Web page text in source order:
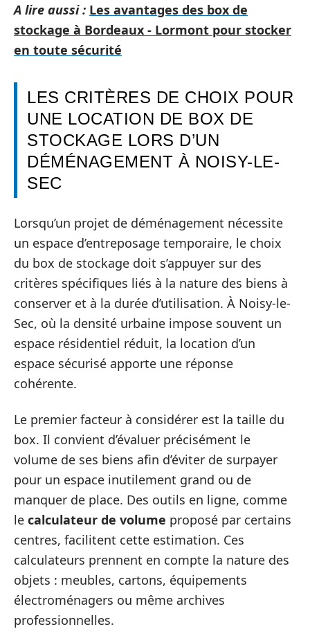
A lire aussi : Les avantages des box de
stockage à Bordeaux - Lormont pour stocker
en toute sécurité
LES CRITÈRES DE CHOIX POUR
UNE LOCATION DE BOX DE
STOCKAGE LORS D’UN
DÉMÉNAGEMENT À NOISY-LE-
SEC
Lorsqu’un projet de déménagement nécessite
un espace d’entreposage temporaire, le choix
du box de stockage doit s’appuyer sur des
critères spécifiques liés à la nature des biens à
conserver et à la durée d’utilisation. À Noisy-le-
Sec, où la densité urbaine impose souvent un
espace résidentiel réduit, la location d’un
espace sécurisé apporte une réponse
cohérente.
Le premier facteur à considérer est la taille du
box. Il convient d’évaluer précisément le
volume de ses biens afin d’éviter de surpayer
pour un espace inutilement grand ou de
manquer de place. Des outils en ligne, comme
le calculateur de volume proposé par certains
centres, facilitent cette estimation. Ces
calculateurs prennent en compte la nature des
objets : meubles, cartons, équipements
électroménagers ou même archives
professionnelles.